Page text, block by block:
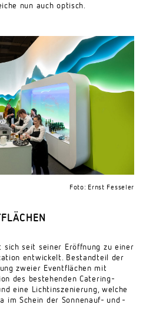
nun auch optisch.
Foto: Ernst Fesseler
sich seit seiner Eröffnung zu einer
entwickelt. Bestandteil der
zweier Eventflächen mit
des bestehenden Catering-
eine Lichtinszenierung, welche
im Schein der Sonnenauf- und -